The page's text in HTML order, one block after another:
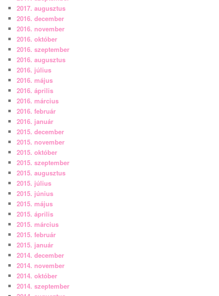
2017. augusztus
2016. december
2016. november
2016. október
2016. szeptember
2016. augusztus
2016. július
2016. május
2016. április
2016. március
2016. február
2016. január
2015. december
2015. november
2015. október
2015. szeptember
2015. augusztus
2015. július
2015. június
2015. május
2015. április
2015. március
2015. február
2015. január
2014. december
2014. november
2014. október
2014. szeptember